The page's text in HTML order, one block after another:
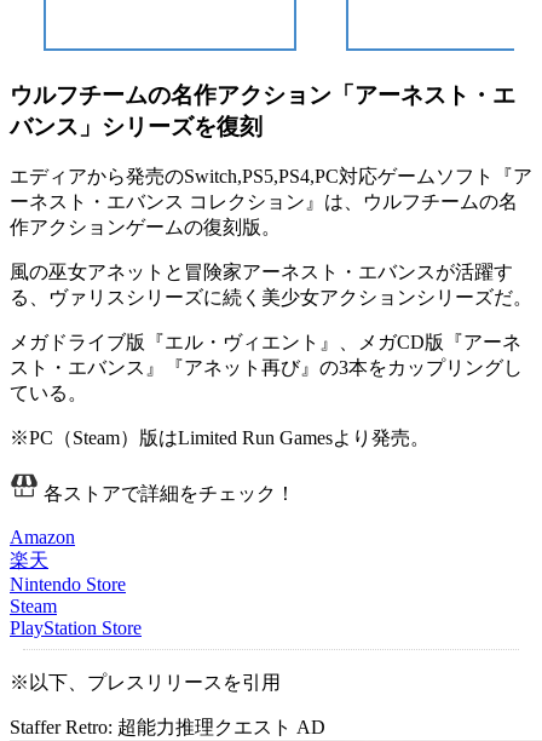
ウルフチームの名作アクション「アーネスト・エ
バンス」シリーズを復刻
エディアから発売のSwitch,PS5,PS4,PC対応ゲームソフト『ア
ーネスト・エバンス コレクション』は、ウルフチームの名
作アクションゲームの復刻版。
風の巫女アネットと冒険家アーネスト・エバンスが活躍す
る、ヴァリスシリーズに続く 美少女アクションシリーズだ。
メガドライブ版『エル・ヴィエント 』、メガCD版『アーネ
スト・エバンス 』『アネット再び』の3本をカップリングし
ている。
※PC（Steam）版はLimited Run Gamesより発売。
各ストアで詳細をチェック！
Amazon
楽天
Nintendo Store
Steam
PlayStation Store
※以下、プレスリリースを引用
Staffer Retro: 超能力推理クエスト AD